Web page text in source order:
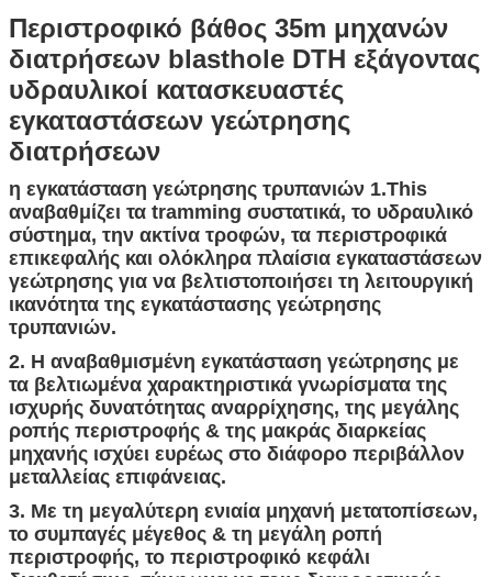
Περιστροφικό βάθος 35m μηχανών
διατρήσεων blasthole DTH εξάγοντας
υδραυλικοί κατασκευαστές
εγκαταστάσεων γεώτρησης
διατρήσεων
η εγκατάσταση γεώτρησης τρυπανιών 1.This
αναβαθμίζει τα tramming συστατικά, το υδραυλικό
σύστημα, την ακτίνα τροφών, τα περιστροφικά
επικεφαλής και ολόκληρα πλαίσια εγκαταστάσεων
γεώτρησης για να βελτιστοποιήσει τη λειτουργική
ικανότητα της εγκατάστασης γεώτρησης
τρυπανιών.
2. Η αναβαθμισμένη εγκατάσταση γεώτρησης με
τα βελτιωμένα χαρακτηριστικά γνωρίσματα της
ισχυρής δυνατότητας αναρρίχησης, της μεγάλης
ροπής περιστροφής & της μακράς διαρκείας
μηχανής ισχύει ευρέως στο διάφορο περιβάλλον
μεταλλείας επιφάνειας.
3. Με τη μεγαλύτερη ενιαία μηχανή μετατοπίσεων,
το συμπαγές μέγεθος & τη μεγάλη ροπή
περιστροφής, το περιστροφικό κεφάλι